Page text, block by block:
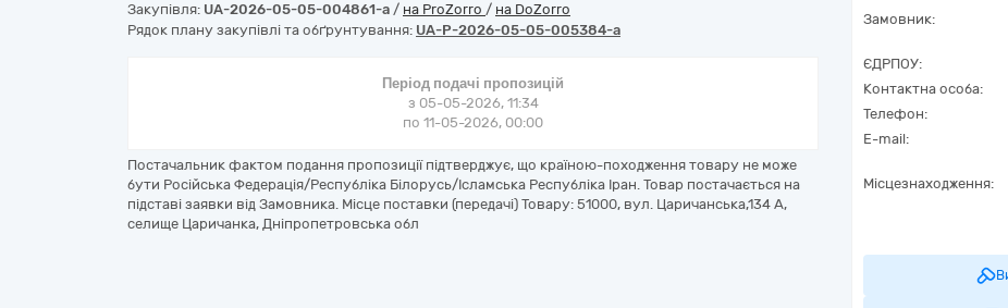
Закупівля: UA-2026-05-05-004861-a / на ProZorro / на DoZorro
Рядок плану закупівлі та обґрунтування: UA-P-2026-05-05-005384-a
Період подачі пропозицій
з 05-05-2026, 11:34
по 11-05-2026, 00:00
Постачальник фактом подання пропозиції підтверджує, що країною-походження товару не може
бути Російська Федерація/Республіка Білорусь/Ісламська Республіка Іран. Товар постачається на
підставі заявки від Замовника. Місце поставки (передачі) Товару: 51000, вул. Царичанська,134 А,
селище Царичанка, Дніпропетровська обл
Замовник:
ЄДРПОУ:
Контактна особа:
Телефон:
E-mail:
Місцезнаходження: